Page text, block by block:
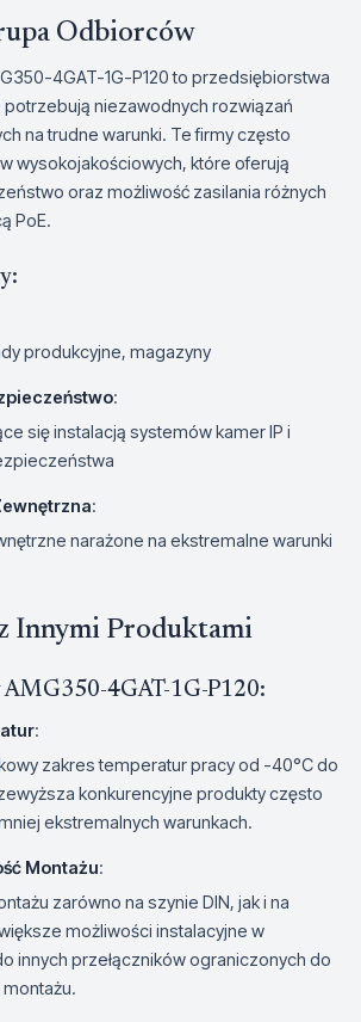
Odbiorców
4GAT-1G-P120 to przedsiębiorstwa
potrzebują niezawodnych rozwiązań
na trudne warunki. Te firmy często
wysokojakościowych, które oferują
oraz możliwość zasilania różnych
PoE.
produkcyjne, magazyny
:
się instalacją systemów kamer IP i
:
narażone na ekstremalne warunki
Innymi Produktami
AMG350-4GAT-1G-P120:
:
zakres temperatur pracy od -40°C do
konkurencyjne produkty często
ekstremalnych warunkach.
Montażu:
zarówno na szynie DIN, jak i na
możliwości instalacyjne w
innych przełączników ograniczonych do